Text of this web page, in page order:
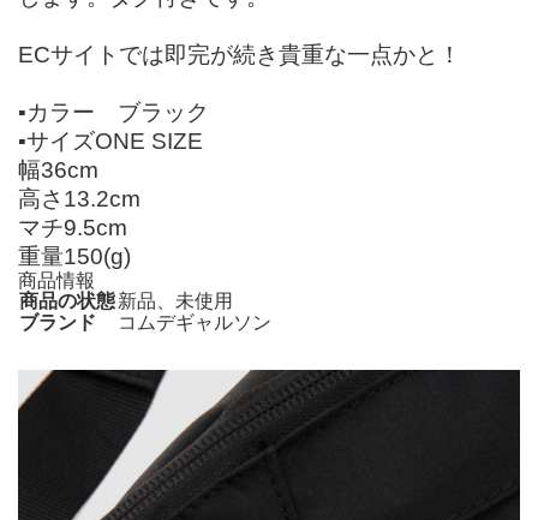
ECサイトでは即完が続き貴重な一点かと！
▪︎カラー ブラック
▪︎サイズONE SIZE
幅36cm
高さ13.2cm
マチ9.5cm
重量150(g)
商品情報
商品の状態新品、未使用
ブランド
コムデギャルソン